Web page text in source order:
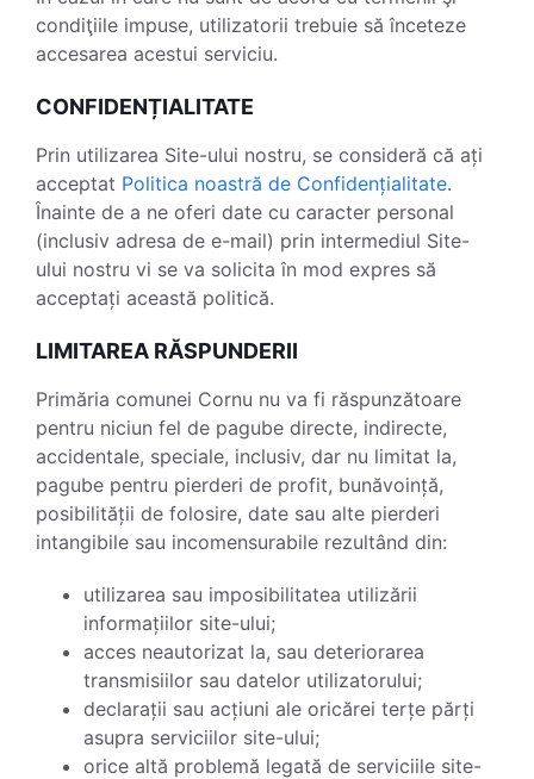
condiţiile impuse, utilizatorii trebuie să înceteze
accesarea acestui serviciu.
CONFIDENȚIALITATE
Prin utilizarea Site-ului nostru, se consideră că ați
acceptat Politica noastră de Confidențialitate.
Înainte de a ne oferi date cu caracter personal
(inclusiv adresa de e-mail) prin intermediul Site-
ului nostru vi se va solicita în mod expres să
acceptați această politică.
LIMITAREA RĂSPUNDERII
Primăria comunei Cornu nu va fi răspunzătoare
pentru niciun fel de pagube directe, indirecte,
accidentale, speciale, inclusiv, dar nu limitat la,
pagube pentru pierderi de profit, bunăvoință,
posibilității de folosire, date sau alte pierderi
intangibile sau incomensurabile rezultând din:
utilizarea sau imposibilitatea utilizării
informațiilor site-ului;
acces neautorizat la, sau deteriorarea
transmisiilor sau datelor utilizatorului;
declarații sau acțiuni ale oricărei terțe părți
asupra serviciilor site-ului;
orice altă problemă legată de serviciile site-